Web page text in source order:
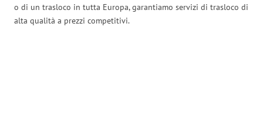
o di un trasloco in tutta Europa, garantiamo servizi di trasloco di
alta qualità a prezzi competitivi.